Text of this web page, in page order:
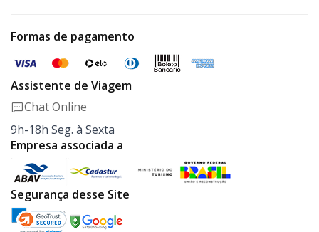
Formas de pagamento
Assistente de Viagem
Chat Online
9h-18h Seg. à Sexta
Empresa associada a
Segurança desse Site